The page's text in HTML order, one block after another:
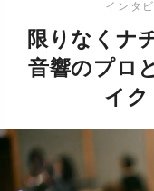
ジャケット
インタ
限りなくナ
音響のプロ
イク